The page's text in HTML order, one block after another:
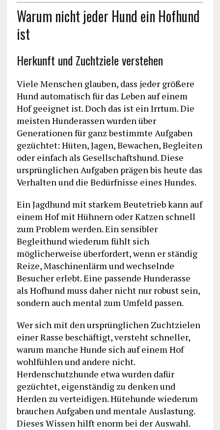
Warum nicht jeder Hund ein Hofhund
ist
Herkunft und Zuchtziele verstehen
Viele Menschen glauben, dass jeder größere
Hund automatisch für das Leben auf einem
Hof geeignet ist. Doch das ist ein Irrtum. Die
meisten Hunderassen wurden über
Generationen für ganz bestimmte Aufgaben
gezüchtet: Hüten, Jagen, Bewachen, Begleiten
oder einfach als Gesellschaftshund. Diese
ursprünglichen Aufgaben prägen bis heute das
Verhalten und die Bedürfnisse eines Hundes.
Ein Jagdhund mit starkem Beutetrieb kann auf
einem Hof mit Hühnern oder Katzen schnell
zum Problem werden. Ein sensibler
Begleithund wiederum fühlt sich
möglicherweise überfordert, wenn er ständig
Reize, Maschinenlärm und wechselnde
Besucher erlebt. Eine passende Hunderasse
als Hofhund muss daher nicht nur robust sein,
sondern auch mental zum Umfeld passen.
Wer sich mit den ursprünglichen Zuchtzielen
einer Rasse beschäftigt, versteht schneller,
warum manche Hunde sich auf einem Hof
wohlfühlen und andere nicht.
Herdenschutzhunde etwa wurden dafür
gezüchtet, eigenständig zu denken und
Herden zu verteidigen. Hütehunde wiederum
brauchen Aufgaben und mentale Auslastung.
Dieses Wissen hilft enorm bei der Auswahl.